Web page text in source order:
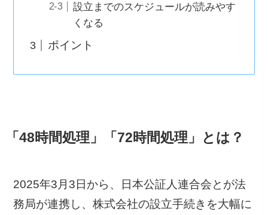
設立までのスケジュールが読みやす
くなる
ポイント
「48時間処理」「72時間処理」とは？
2025年3月3日から、日本公証人連合会とが法
務局が連携し、株式会社の設立手続きを大幅に